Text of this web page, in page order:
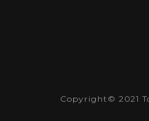
Copyright© 2021